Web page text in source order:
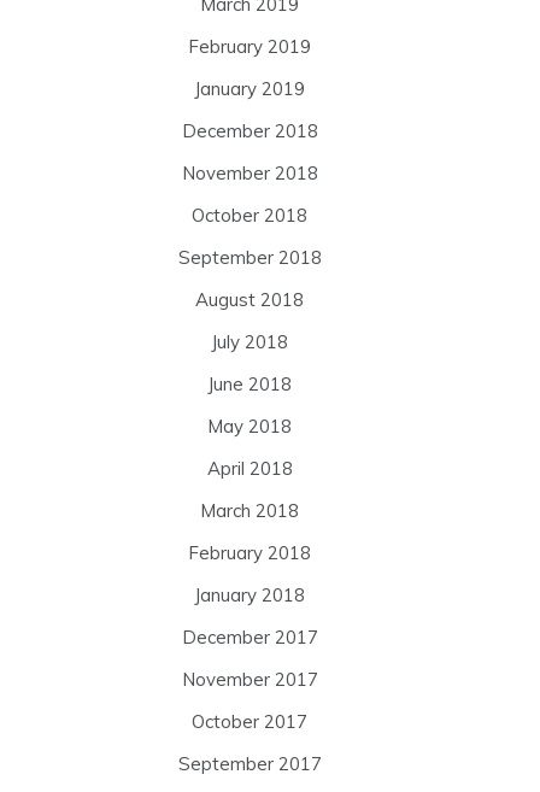
February 2019
January 2019
December 2018
November 2018
October 2018
September 2018
August 2018
July 2018
June 2018
May 2018
April 2018
March 2018
February 2018
January 2018
December 2017
November 2017
October 2017
September 2017